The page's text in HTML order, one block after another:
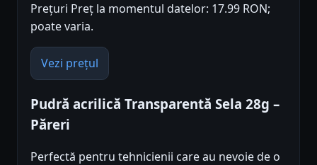
Prețuri Preț la momentul datelor: 17.99 RON;
poate varia.
Vezi prețul
Pudră acrilică Transparentă Sela 28g –
Păreri
Perfectă pentru tehnicienii care au nevoie de o